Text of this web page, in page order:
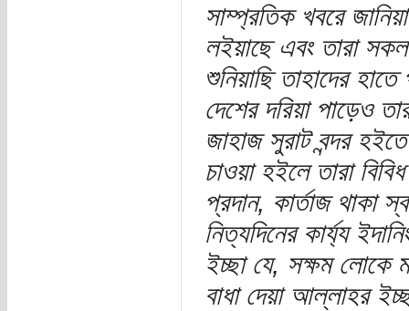
সাম্প্রতিক খবরে
লইয়াছে এবং তারা
শুনিয়াছি তাহাদের
দেশের দরিয়া পাড়েও
জাহাজ সুরাট বন্দর
চাওয়া হইলে তারা
প্রদান, কার্তাজ থাকা
নিত্যদিনের কার্য্য
ইচ্ছা যে, সক্ষম লোকে
বাধা দেয়া আল্লাহর